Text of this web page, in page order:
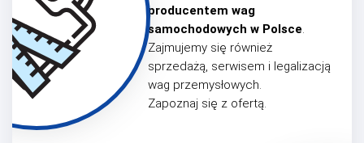
producentem wag
samochodowych w Polsce.
Zajmujemy się również
sprzedażą, serwisem i legalizacją
wag przemysłowych.
Zapoznaj się z ofertą.